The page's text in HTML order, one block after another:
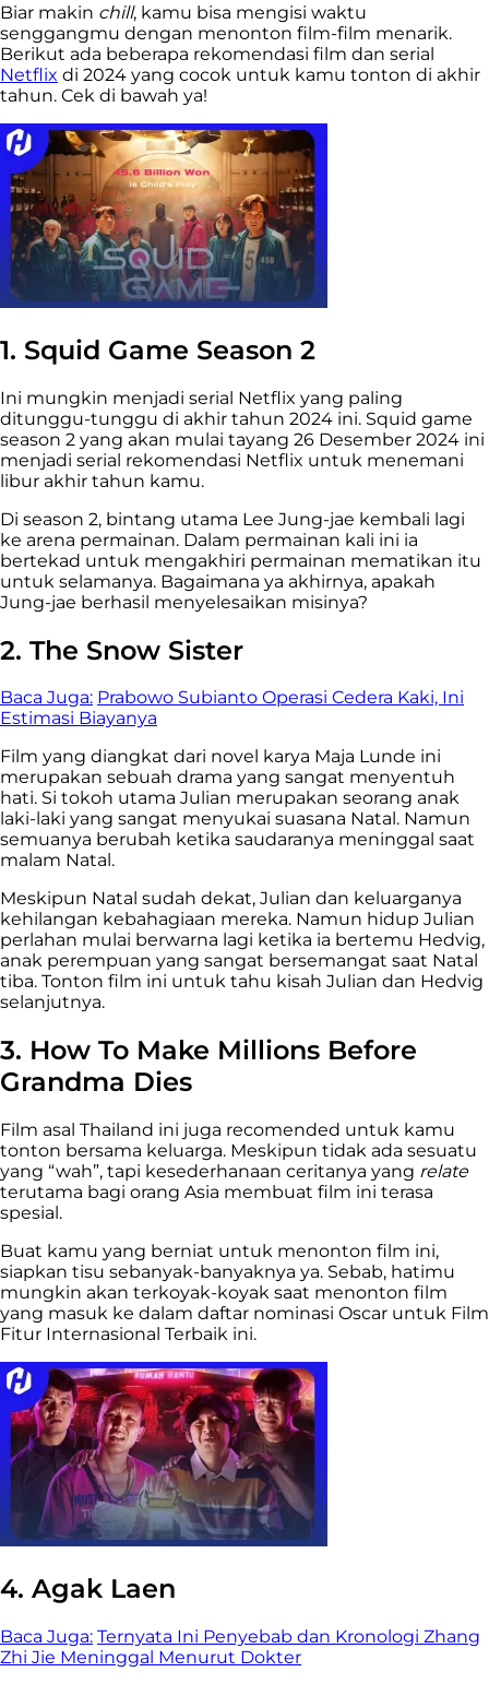
Biar makin chill, kamu bisa mengisi waktu
senggangmu dengan menonton film-film menarik.
Berikut ada beberapa rekomendasi film dan serial
Netflix di 2024 yang cocok untuk kamu tonton di akhir
tahun. Cek di bawah ya!
1. Squid Game Season 2
Ini mungkin menjadi serial Netflix yang paling
ditunggu-tunggu di akhir tahun 2024 ini. Squid game
season 2 yang akan mulai tayang 26 Desember 2024 ini
menjadi serial rekomendasi Netflix untuk menemani
libur akhir tahun kamu.
Di season 2, bintang utama Lee Jung-jae kembali lagi
ke arena permainan. Dalam permainan kali ini ia
bertekad untuk mengakhiri permainan mematikan itu
untuk selamanya. Bagaimana ya akhirnya, apakah
Jung-jae berhasil menyelesaikan misinya?
2. The Snow Sister
Baca Juga: Prabowo Subianto Operasi Cedera Kaki, Ini
Estimasi Biayanya
Film yang diangkat dari novel karya Maja Lunde ini
merupakan sebuah drama yang sangat menyentuh
hati. Si tokoh utama Julian merupakan seorang anak
laki-laki yang sangat menyukai suasana Natal. Namun
semuanya berubah ketika saudaranya meninggal saat
malam Natal.
Meskipun Natal sudah dekat, Julian dan keluarganya
kehilangan kebahagiaan mereka. Namun hidup Julian
perlahan mulai berwarna lagi ketika ia bertemu Hedvig,
anak perempuan yang sangat bersemangat saat Natal
tiba. Tonton film ini untuk tahu kisah Julian dan Hedvig
selanjutnya.
3. How To Make Millions Before
Grandma Dies
Film asal Thailand ini juga recomended untuk kamu
tonton bersama keluarga. Meskipun tidak ada sesuatu
yang “wah”, tapi kesederhanaan ceritanya yang relate
terutama bagi orang Asia membuat film ini terasa
spesial.
Buat kamu yang berniat untuk menonton film ini,
siapkan tisu sebanyak-banyaknya ya. Sebab, hatimu
mungkin akan terkoyak-koyak saat menonton film
yang masuk ke dalam daftar nominasi Oscar untuk Film
Fitur Internasional Terbaik ini.
4. Agak Laen
Baca Juga: Ternyata Ini Penyebab dan Kronologi Zhang
Zhi Jie Meninggal Menurut Dokter